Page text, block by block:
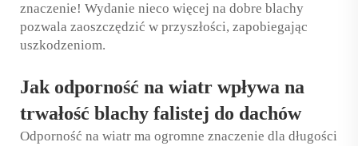
znaczenie! Wydanie nieco więcej na dobre blachy
pozwala zaoszczędzić w przyszłości, zapobiegając
uszkodzeniom.
Jak odporność na wiatr wpływa na
trwałość blachy falistej do dachów
Odporność na wiatr ma ogromne znaczenie dla długości